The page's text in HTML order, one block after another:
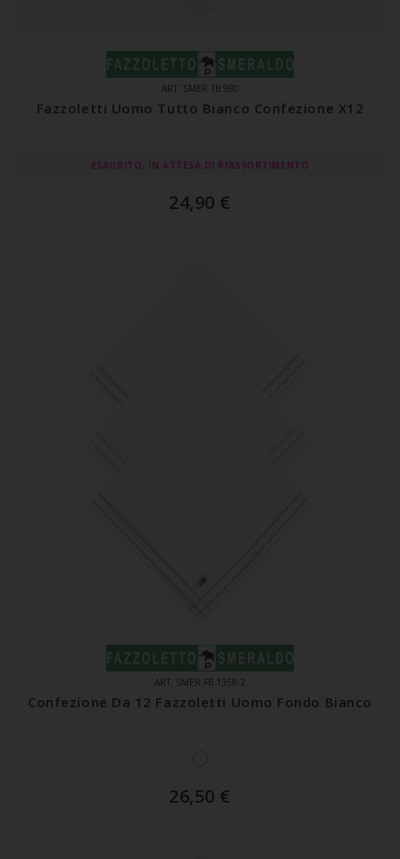
ART. SMER TB 980
Fazzoletti Uomo Tutto Bianco Confezione X12
ESAURITO, IN ATTESA DI RIASSORTIMENTO
24,90 €
ART. SMER FB 1358-2
Confezione Da 12 Fazzoletti Uomo Fondo Bianco
26,50 €